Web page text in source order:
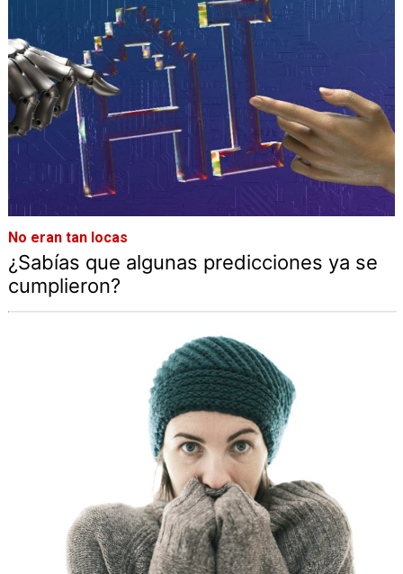
No eran tan locas
¿Sabías que algunas predicciones ya se
cumplieron?